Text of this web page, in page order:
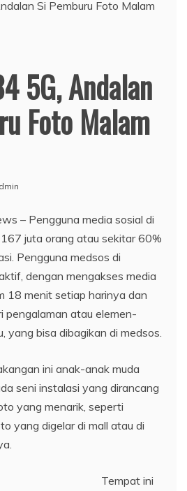
5G, Andalan
Foto Malam
– Pengguna media sosial di
juta orang atau sekitar 60%
Pengguna medsos di
dengan mengakses media
18 menit setiap harinya dan
pengalaman atau elemen-
yang bisa dibagikan di medsos.
ini anak-anak muda
seni instalasi yang dirancang
yang menarik, seperti
yang digelar di mall atau di
Tempat ini